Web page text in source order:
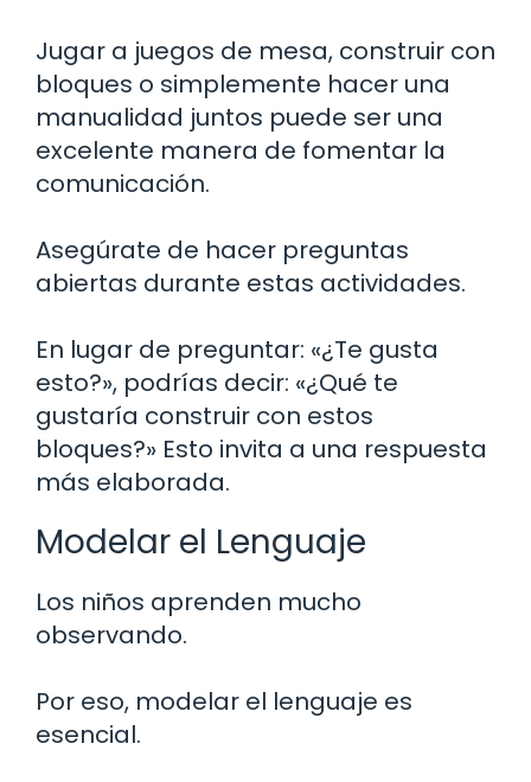
Jugar a juegos de mesa, construir con
bloques o simplemente hacer una
manualidad juntos puede ser una
excelente manera de fomentar la
comunicación.
Asegúrate de hacer preguntas
abiertas durante estas actividades.
En lugar de preguntar: «¿Te gusta
esto?», podrías decir: «¿Qué te
gustaría construir con estos
bloques?» Esto invita a una respuesta
más elaborada.
Modelar el Lenguaje
Los niños aprenden mucho
observando.
Por eso, modelar el lenguaje es
esencial.